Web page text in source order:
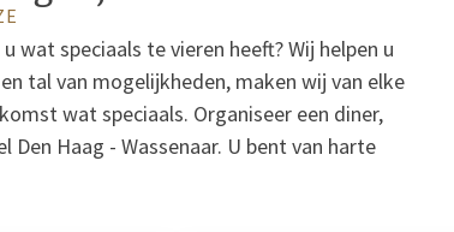
speciaals te vieren heeft? Wij helpen u
tal van mogelijkheden, maken wij van elke
wat speciaals. Organiseer een diner,
Haag - Wassenaar. U bent van harte